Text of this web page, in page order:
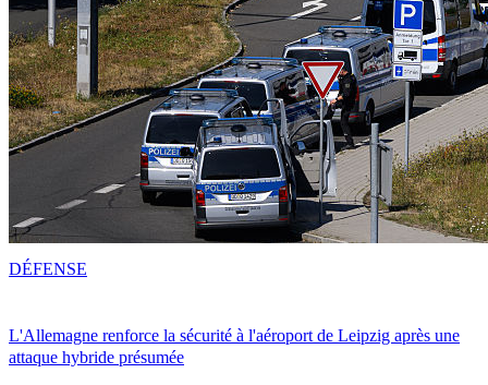
L'Allemagne renforce la sécurité à l'aéroport de Leipzig après une
attaque hybride présumée
DÉFENSE